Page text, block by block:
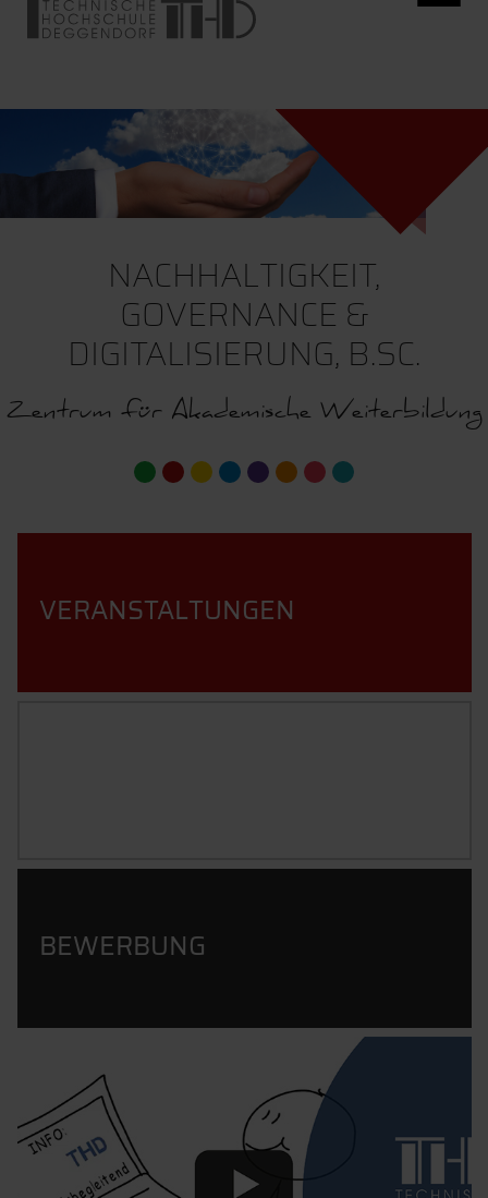
NACHHALTIGKEIT,
GOVERNANCE &
DIGITALISIERUNG, B.SC.
Zentrum für Akademische Weiterbildung
VERANSTALTUNGEN
BEWERBUNG